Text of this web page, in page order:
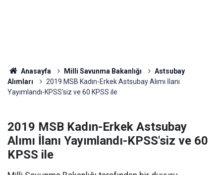
Anasayfa Milli Savunma Bakanlığı
Astsubay
Alımları
2019 MSB Kadın-Erkek Astsubay Alımı İlanı
Yayımlandı-KPSS'siz ve 60 KPSS ile
2019 MSB Kadın-Erkek Astsubay
Alımı İlanı Yayımlandı-KPSS'siz ve 60
KPSS ile